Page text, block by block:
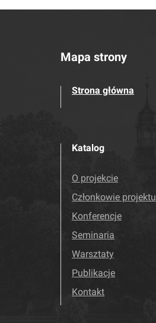
Mapa strony
Strona główna
Katalog
O projekcie
Członkowie projektu
Konferencje
Seminaria
Warsztaty
Publikacje
Kontakt